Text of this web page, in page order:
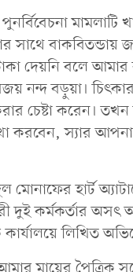
সাথে বাকবিতন্ডায়
দেয়নি বলে
নন্দ বড়ুয়া।
করার চেষ্টা করেন।
করবেন, স্যার
হার্ট
কর্মকর্তার অসৎ
কার্যালয়ে লিখিত